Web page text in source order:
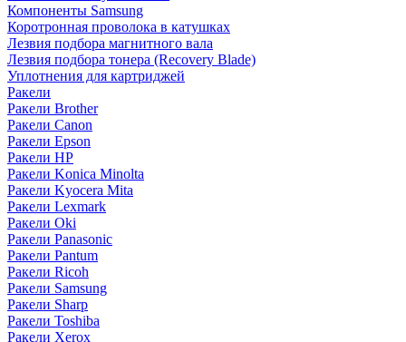
Компоненты Samsung
Коротронная проволока в катушках
Лезвия подбора магнитного вала
Лезвия подбора тонера (Recovery Blade)
Уплотнения для картриджей
Ракели
Ракели Brother
Ракели Canon
Ракели Epson
Ракели HP
Ракели Konica Minolta
Ракели Kyocera Mita
Ракели Lexmark
Ракели Oki
Ракели Panasonic
Ракели Pantum
Ракели Ricoh
Ракели Samsung
Ракели Sharp
Ракели Toshiba
Ракели Xerox